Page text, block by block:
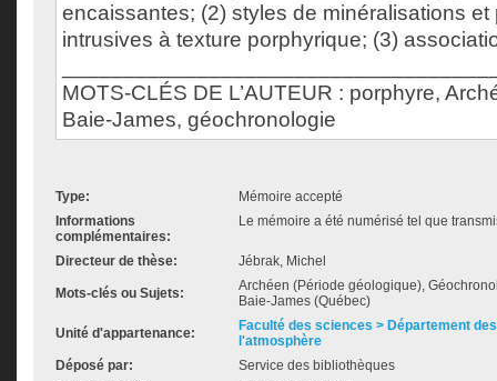
encaissantes; (2) styles de minéralisations
intrusives à texture porphyrique; (3)
MOTS-CLÉS DE L’AUTEUR : porphyre,
Baie-James, géochronologie
Type:
Mémoire accepté
Informations
complémentaires:
Le mémoire a été numérisé tel que
Directeur de thèse: Jébrak, Michel
Mots-clés ou Sujets:
Archéen (Période géologique),
Baie-James (Québec)
Unité d'appartenance:
Faculté des sciences > Département
l'atmosphère
Déposé par:
Service des bibliothèques